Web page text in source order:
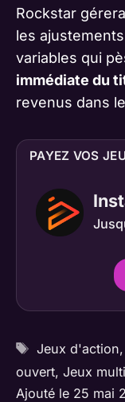
Rockstar
les
variables qui
immédiate du
revenus dans
PAYEZ VOS
Étiquettes
Jeux d'action,
ouvert, Jeux
Ajouté le 25 mai